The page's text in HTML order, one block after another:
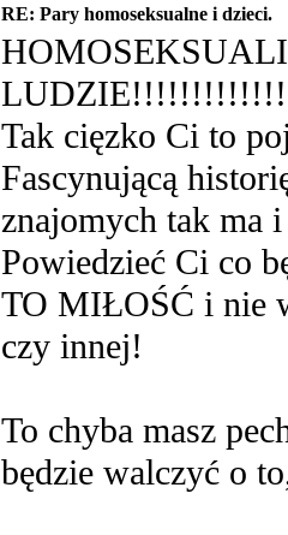
RE: Pary homoseksualne i dzieci.
Tak cięzko Ci to
Fascynującą
znajomych tak ma
Powiedzieć Ci co
TO MIŁOŚĆ i nie
czy innej!
To chyba masz
będzie walczyć o